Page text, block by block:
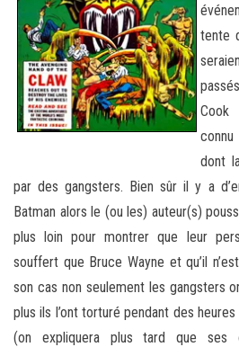
tente
Cook
dont
par des gangsters. Bien sûr il y a
Batman alors le (ou les) auteur(s)
plus loin pour montrer que leur
souffert que Bruce Wayne et qu’il
son cas non seulement les gangsters
plus ils l’ont torturé pendant des
(on expliquera plus tard que ses